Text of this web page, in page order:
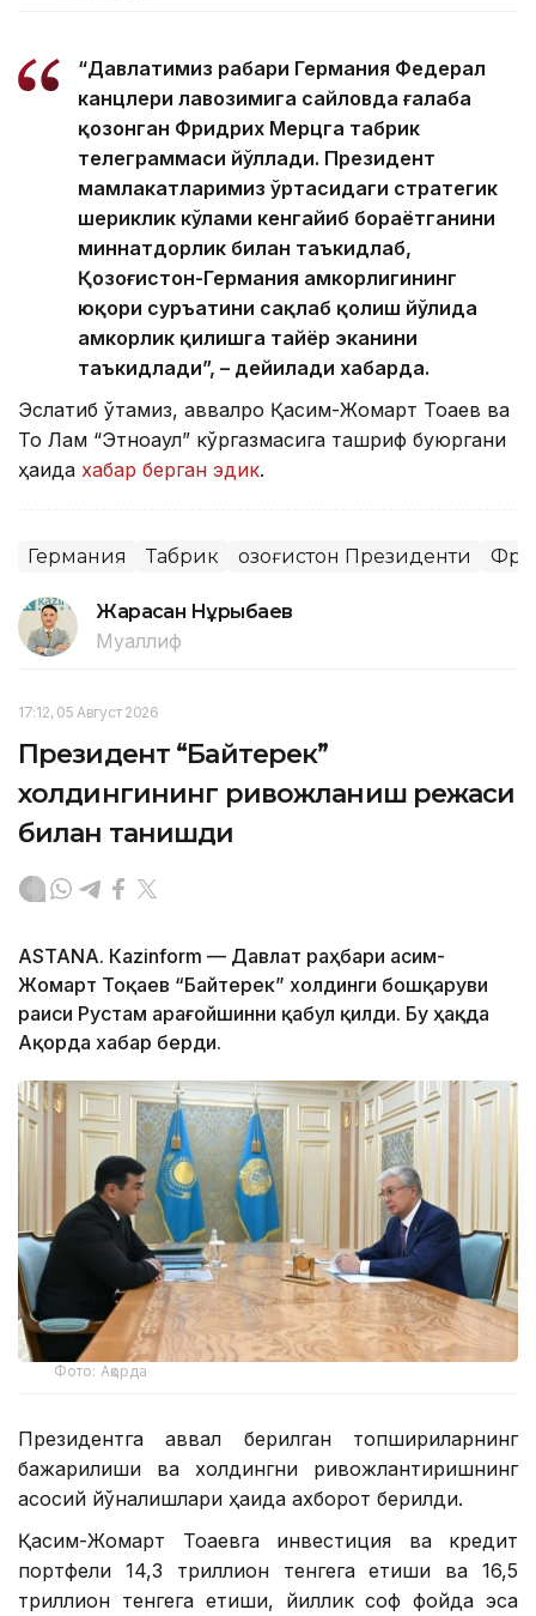
“Давлатимиз раҳбари Германия Федерал
канцлери лавозимига сайловда ғалаба
қозонган Фридрих Мерцга табрик
телеграммаси йўллади. Президент
мамлакатларимиз ўртасидаги стратегик
шериклик кўлами кенгайиб бораётганини
миннатдорлик билан таъкидлаб,
Қозоғистон-Германия ҳамкорлигининг
юқори суръатини сақлаб қолиш йўлида
ҳамкорлик қилишга тайёр эканини
таъкидлади”, – дейилади хабарда.
Эслатиб ўтамиз, аввалроқ Қасим-Жомарт Тоқаев ва
То Лам “Этноаул” кўргазмасига ташриф буюргани
ҳақида хабар берган эдик.
Германия Табрик Қозоғистон Президенти
Жарасқан Нұрыбаев
Муаллиф
17:12, 05 Август 2026
Президент “Байтерек”
холдингининг ривожланиш режаси
билан танишди
ASTANА. Каzinform — Давлат раҳбари Қасим-
Жомарт Тоқаев “Байтерек” холдинги бошқаруви
раиси Рустам Қарағойшинни қабул қилди. Бу ҳақда
Ақорда хабар берди.
Фото: Ақорда
Президентга аввал берилган топшириқларнинг
бажарилиши ва холдингни ривожлантиришнинг
асосий йўналишлари ҳақида ахборот берилди.
Қасим-Жомарт Тоқаевга инвестиция ва кредит
портфели 14,3 триллион тенгега етиши ва 16,5
триллион тенгега етиши, йиллик соф фойда эса